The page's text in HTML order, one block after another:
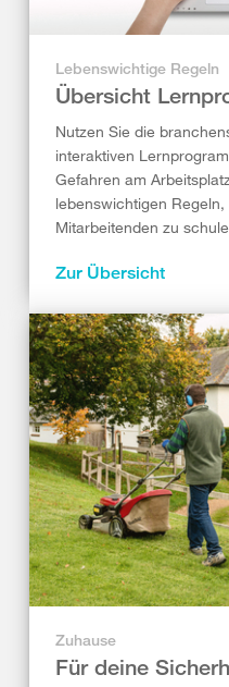
Lebenswichtige Regeln
Übersicht
Nutzen Sie die
interaktiven
Gefahren am
lebenswichtigen Regeln,
Mitarbeitenden zu
Zur Übersicht
Zuhause
Für deine